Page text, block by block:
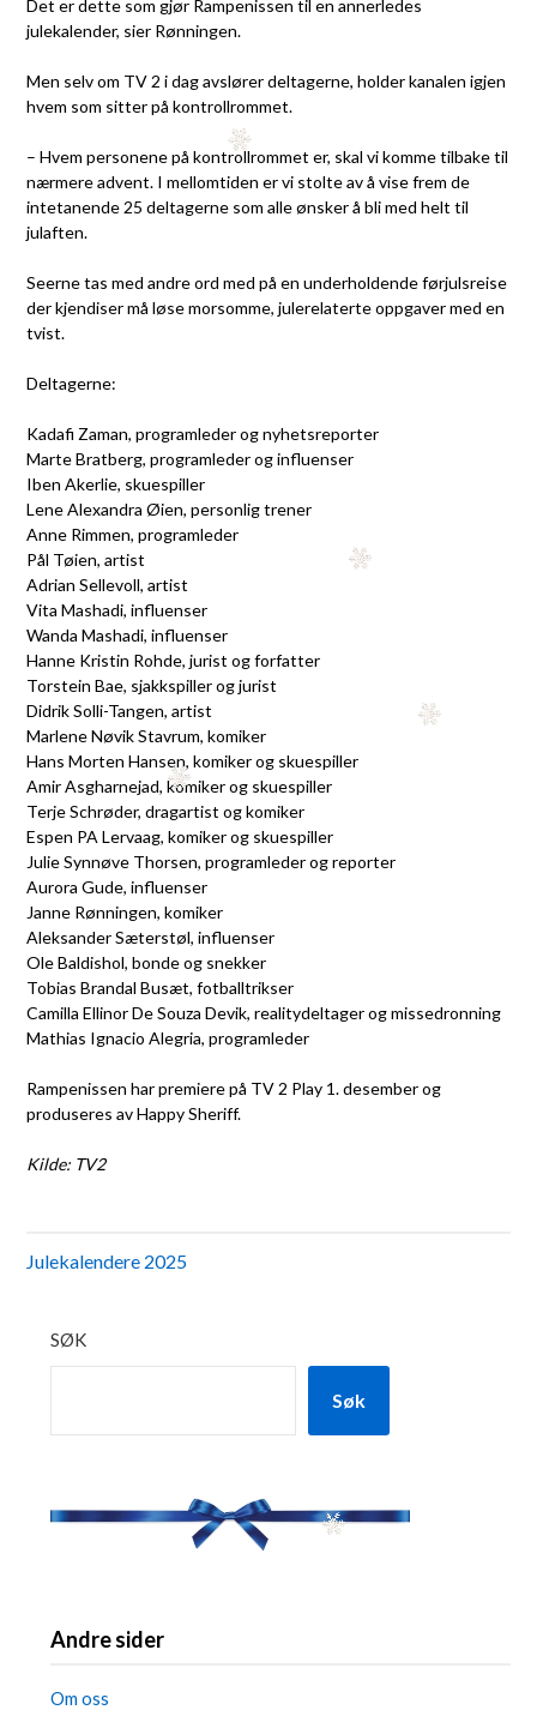
Det er dette som gjør Rampenissen til en annerledes
julekalender, sier Rønningen.
Men selv om TV 2 i dag avslører deltagerne, holder kanalen igjen
hvem som sitter på kontrollrommet.
– Hvem personene på kontrollrommet er, skal vi komme tilbake til
nærmere advent. I mellomtiden er vi stolte av å vise frem de
intetanende 25 deltagerne som alle ønsker å bli med helt til
julaften.
Seerne tas med andre ord med på en underholdende førjulsreise
der kjendiser må løse morsomme, julerelaterte oppgaver med en
tvist.
Deltagerne:
Kadafi Zaman, programleder og nyhetsreporter
Marte Bratberg, programleder og influenser
Iben Akerlie, skuespiller
Lene Alexandra Øien, personlig trener
Anne Rimmen, programleder
Pål Tøien, artist
Adrian Sellevoll, artist
Vita Mashadi, influenser
Wanda Mashadi, influenser
Hanne Kristin Rohde, jurist og forfatter
Torstein Bae, sjakkspiller og jurist
Didrik Solli-Tangen, artist
Marlene Nøvik Stavrum, komiker
Hans Morten Hansen, komiker og skuespiller
Amir Asgharnejad, komiker og skuespiller
Terje Schrøder, dragartist og komiker
Espen PA Lervaag, komiker og skuespiller
Julie Synnøve Thorsen, programleder og reporter
Aurora Gude, influenser
Janne Rønningen, komiker
Aleksander Sæterstøl, influenser
Ole Baldishol, bonde og snekker
Tobias Brandal Busæt, fotballtrikser
Camilla Ellinor De Souza Devik, realitydeltager og missedronning
Mathias Ignacio Alegria, programleder
Rampenissen har premiere på TV 2 Play 1. desember og
produseres av Happy Sheriff.
Kilde: TV2
Julekalendere 2025
SØK
Søk
Andre sider
Om oss